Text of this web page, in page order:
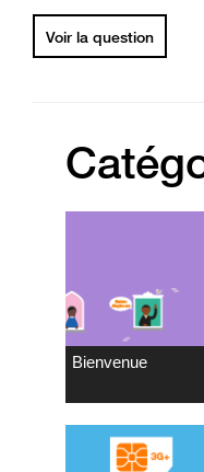
Voir la question
Bienvenue